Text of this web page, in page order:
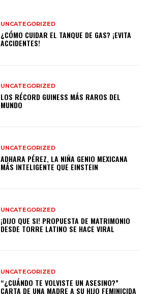
UNCATEGORIZED
¿CÓMO CUIDAR EL TANQUE DE GAS? ¡EVITA
ACCIDENTES!
UNCATEGORIZED
LOS RÉCORD GUINESS MÁS RAROS DEL
MUNDO
UNCATEGORIZED
ADHARA PÉREZ, LA NIÑA GENIO MEXICANA
MÁS INTELIGENTE QUE EINSTEIN
UNCATEGORIZED
¡DIJO QUE SI! PROPUESTA DE MATRIMONIO
DESDE TORRE LATINO SE HACE VIRAL
UNCATEGORIZED
“¿CUÁNDO TE VOLVISTE UN ASESINO?”
CARTA DE UNA MADRE A SU HIJO FEMINICIDA